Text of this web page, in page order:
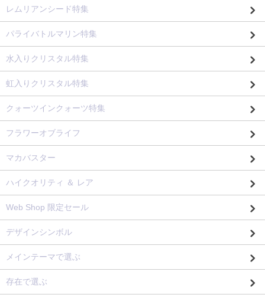
レムリアンシード特集
パライバトルマリン特集
水入りクリスタル特集
虹入りクリスタル特集
クォーツインクォーツ特集
フラワーオブライフ
マカバスター
ハイクオリティ ＆ レア
Web Shop 限定セール
デザインシンボル
メインテーマで選ぶ
存在で選ぶ